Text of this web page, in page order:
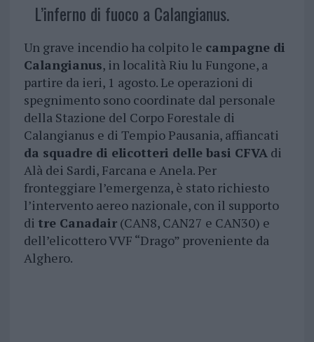
L’inferno di fuoco a Calangianus.
Un grave incendio ha colpito le campagne di
Calangianus, in località Riu lu Fungone, a
partire da ieri, 1 agosto. Le operazioni di
spegnimento sono coordinate dal personale
della Stazione del Corpo Forestale di
Calangianus e di Tempio Pausania, affiancati
da squadre di elicotteri delle basi CFVAdi
Alà dei Sardi, Farcana e Anela. Per
fronteggiare l’emergenza, è stato richiesto
l’intervento aereo nazionale, con il supporto
di tre Canadair(CAN8, CAN27 e CAN30) e
dell’elicottero VVF “Drago” proveniente da
Alghero.